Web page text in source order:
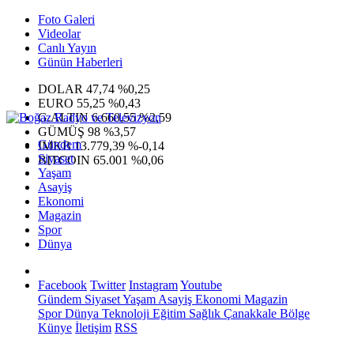
Foto Galeri
Videolar
Canlı Yayın
Günün Haberleri
DOLAR 47,74 %0,25
EURO 55,25 %0,43
G.ALTIN6.660,55 %2,59
GÜMÜŞ 98 %3,57
IMKB13.779,39 %-0,14
BITCOIN 65.001 %0,06
Gündem
Siyaset
Yaşam
Asayiş
Ekonomi
Magazin
Spor
Dünya
Facebook Twitter InstagramYoutube
Gündem SiyasetYaşam Asayiş Ekonomi Magazin
SporDünya Teknoloji Eğitim Sağlık Çanakkale Bölge
Künye İletişim RSS